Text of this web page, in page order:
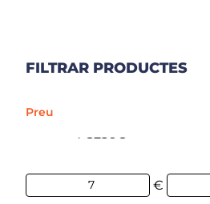
FILTRAR PRODUCTES
Preu
7€256€
€